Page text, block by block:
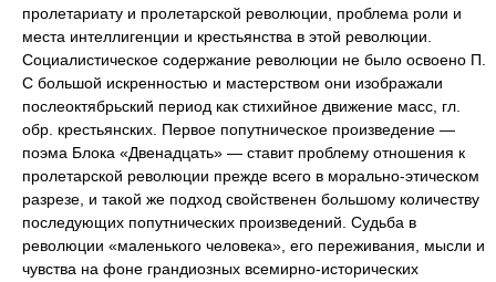
пролетариату и пролетарской революции, проблема роли и
места интеллигенции и крестьянства в этой революции.
Социалистическое содержание революции не было освоено П.
С большой искренностью и мастерством они изображали
послеоктябрьский период как стихийное движение масс, гл.
обр. крестьянских. Первое попутническое произведение —
поэма Блока «Двенадцать» — ставит проблему отношения к
пролетарской революции прежде всего в морально-этическом
разрезе, и такой же подход свойственен большому количеству
последующих попутнических произведений. Судьба в
революции «маленького человека», его переживания, мысли и
чувства на фоне грандиозных всемирно-исторических